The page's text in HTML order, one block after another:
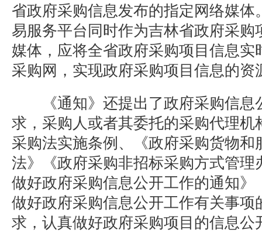
省政府采购信息发布的指定网络媒体
易服务平台同时作为吉林省政府采购
媒体，应将全省政府采购项目信息实
采购网，实现政府采购项目信息的资
《通知》还提出了政府采购信息
求，采购人或者其委托的采购代理机
采购法实施条例、《政府采购货物和
法》《政府采购非招标采购方式管理
做好政府采购信息公开工作的通知》
做好政府采购信息公开工作有关事项
求，认真做好政府采购项目的信息公